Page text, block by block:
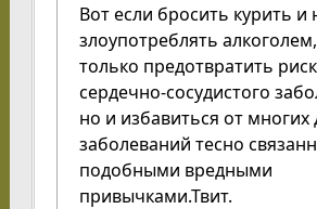
Вот если бросить курить и
злоупотреблять
только предотвратить риск
сердечно-сосудистого
но и избавиться от многих
заболеваний тесно
подобными вредными
привычками.Твит.